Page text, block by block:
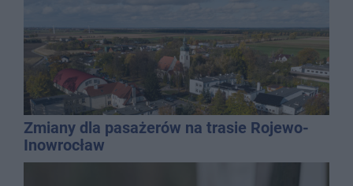
Zmiany dla pasażerów na trasie Rojewo-
Inowrocław